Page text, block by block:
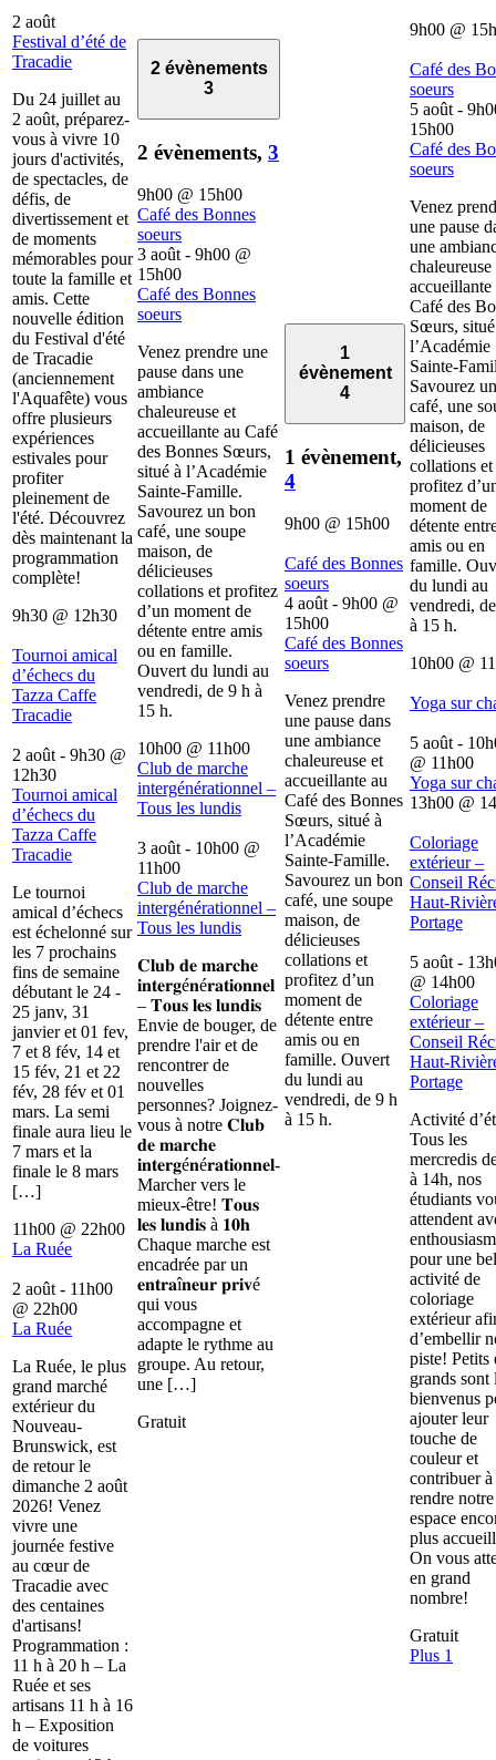
2 août
Festival d’été de
Tracadie
Du 24 juillet au
2 août, préparez-
vous à vivre 10
jours d'activités,
de spectacles, de
défis, de
divertissement et
de moments
mémorables pour
toute la famille et
amis. Cette
nouvelle édition
du Festival d'été
de Tracadie
(anciennement
l'Aquafête) vous
offre plusieurs
expériences
estivales pour
profiter
pleinement de
l'été. Découvrez
dès maintenant la
programmation
complète!
9h30 @ 12h30
Tournoi amical
d’échecs du
Tazza Caffe
Tracadie
2 août - 9h30 @
12h30
Tournoi amical
d’échecs du
Tazza Caffe
Tracadie
Le tournoi
amical d’échecs
est échelonné sur
les 7 prochains
fins de semaine
débutant le 24 -
25 janv, 31
janvier et 01 fev,
7 et 8 fév, 14 et
15 fév, 21 et 22
fév, 28 fév et 01
mars. La semi
finale aura lieu le
7 mars et la
finale le 8 mars
[…]
11h00 @ 22h00
La Ruée
2 août - 11h00
@ 22h00
La Ruée
La Ruée, le plus
grand marché
extérieur du
Nouveau-
Brunswick, est
de retour le
dimanche 2 août
2026! Venez
vivre une
journée festive
au cœur de
Tracadie avec
des centaines
d'artisans!
Programmation :
11 h à 20 h – La
Ruée et ses
artisans 11 h à 16
h – Exposition
de voitures
2 évènements
3
2 évènements, 3
9h00 @ 15h00
Café des Bonnes
soeurs
3 août - 9h00 @
15h00
Café des Bonnes
soeurs
Venez prendre une
pause dans une
ambiance
chaleureuse et
accueillante au Café
des Bonnes Sœurs,
situé à l’Académie
Sainte-Famille.
Savourez un bon
café, une soupe
maison, de
délicieuses
collations et profitez
d’un moment de
détente entre amis
ou en famille.
Ouvert du lundi au
vendredi, de 9 h à
15 h.
10h00 @ 11h00
Club de marche
intergénérationnel –
Tous les lundis
3 août - 10h00 @
11h00
Club de marche
intergénérationnel –
Tous les lundis
𝐂𝐥𝐮𝐛 𝐝𝐞 𝐦𝐚𝐫𝐜𝐡𝐞
𝐢𝐧𝐭𝐞𝐫𝐠é𝐧é𝐫𝐚𝐭𝐢𝐨𝐧𝐧𝐞𝐥
– 𝐓𝐨𝐮𝐬 𝐥𝐞𝐬 𝐥𝐮𝐧𝐝𝐢𝐬
Envie de bouger, de
prendre l'air et de
rencontrer de
nouvelles
personnes? Joignez-
vous à notre 𝐂𝐥𝐮𝐛
𝐝𝐞 𝐦𝐚𝐫𝐜𝐡𝐞
𝐢𝐧𝐭𝐞𝐫𝐠é𝐧é𝐫𝐚𝐭𝐢𝐨𝐧𝐧𝐞𝐥-
Marcher vers le
mieux-être! 𝐓𝐨𝐮𝐬
𝐥𝐞𝐬 𝐥𝐮𝐧𝐝𝐢𝐬 à 𝟏𝟎𝐡
Chaque marche est
encadrée par un
𝐞𝐧𝐭𝐫𝐚î𝐧𝐞𝐮𝐫 𝐩𝐫𝐢𝐯é
qui vous
accompagne et
adapte le rythme au
groupe. Au retour,
une […]
Gratuit
1
évènement
4
1 évènement,
4
9h00 @ 15h00
Café des Bonnes
soeurs
4 août - 9h00 @
15h00
Café des Bonnes
soeurs
Venez prendre
une pause dans
une ambiance
chaleureuse et
accueillante au
Café des Bonnes
Sœurs, situé à
l’Académie
Sainte-Famille.
Savourez un bon
café, une soupe
maison, de
délicieuses
collations et
profitez d’un
moment de
détente entre
amis ou en
famille. Ouvert
du lundi au
vendredi, de 9 h
à 15 h.
9h00 @
Café des
soeurs
5 août -
15h00
Café des
soeurs
Venez
une pause
une
chaleureuse
accueillante
Café des
Sœurs,
l’Académie
Sainte-
Savourez
café, une
maison, de
délicieuses
collations et
profitez
moment de
détente
amis ou en
famille.
du lundi au
vendredi,
à 15 h.
10h00 @
Yoga sur
5 août -
@ 11h00
Yoga sur
13h00 @
Coloriage
extérieur –
Conseil
Haut-
Portage
5 août -
@ 14h00
Coloriage
extérieur –
Conseil
Haut-
Portage
Activité
Tous les
mercredis
à 14h, nos
étudiants
attendent
pour une
activité de
coloriage
extérieur
d’embellir
piste! Petits
grands sont
bienvenus
ajouter leur
touche de
couleur et
contribuer à
rendre notre
espace
plus
On vous
en grand
nombre!
Gratuit
Plus 1